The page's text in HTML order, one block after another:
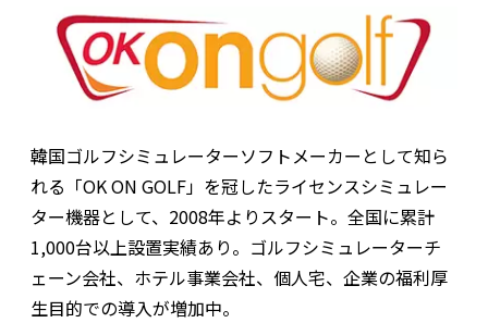
韓国ゴルフシミュレーターソフトメーカーとして知ら
れる「OK ON GOLF」を冠したライセンスシミュレー
ター機器として、2008年よりスタート。全国に累計
1,000台以上設置実績あり。ゴルフシミュレーターチ
ェーン会社、ホテル事業会社、個人宅、企業の福利厚
生目的での導入が増加中。